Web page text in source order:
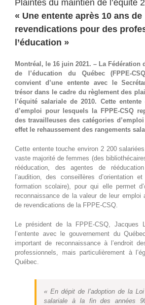
Plaintes du maintien de l’équité
« Une entente après 10 ans de
revendications pour des
l’éducation »
Montréal, le 16 juin 2021. – La Fédération
de l’éducation du Québec (FPPE-
convient d’une entente avec le
trésor dans le cadre du règlement des
l’équité salariale de 2010. Cette
d’emploi pour lesquels la FPPE-CSQ
des travailleuses des catégories
effet le rehaussement des rangements
Cette entente touche environ 2 200
vaste majorité de femmes (des
rééducation, des agentes de
l’audition, des conseillères d’orientation
formation scolaire), pour qui elle permet
reconnaissance de la valeur de leur emploi
de revendications de la FPPE-CSQ.
Le président de la FPPE-CSQ, Jacques
l’entente avec le gouvernement du
important de reconnaissance à l’endroit
professionnels, mais particulièrement à
Québec.
« En dépit de l’adoption de la Loi
salariale à la fin des années